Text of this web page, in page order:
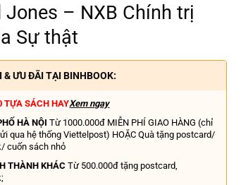
Jones – NXB Chính trị
Sự thật
& ƯU ĐÃI TẠI BINHBOOK:
TỰA SÁCH HAYXem ngay
HÀ NỘI Từ 1000.000đ MIỄN PHÍ GIAO HÀNG (chỉ
qua hệ thống Viettelpost) HOẶC Quà tặng postcard/
cuốn sách nhỏ
THÀNH KHÁC Từ 500.000đ tặng postcard,